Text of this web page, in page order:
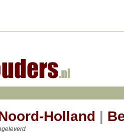
Holland |